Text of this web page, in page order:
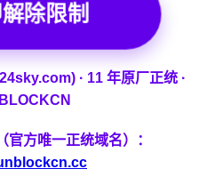
除限制
· 11 年原厂正统 ·
官方唯一正统域名）：